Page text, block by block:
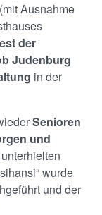
Ausnahme
der
Judenburg
in der
Senioren
und
wurde
und der